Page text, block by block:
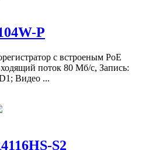
P
c встроеным PoE
поток 80 Мб/с, Запись:
Видео ...
S2